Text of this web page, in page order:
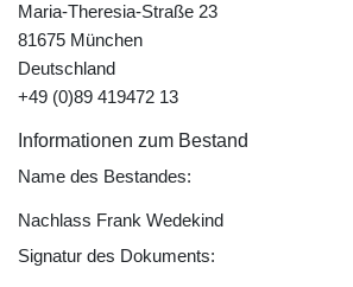
Maria-Theresia-Straße 23
81675 München
Deutschland
+49 (0)89 419472 13
Informationen zum Bestand
Name des Bestandes:
Nachlass Frank Wedekind
Signatur des Dokuments: